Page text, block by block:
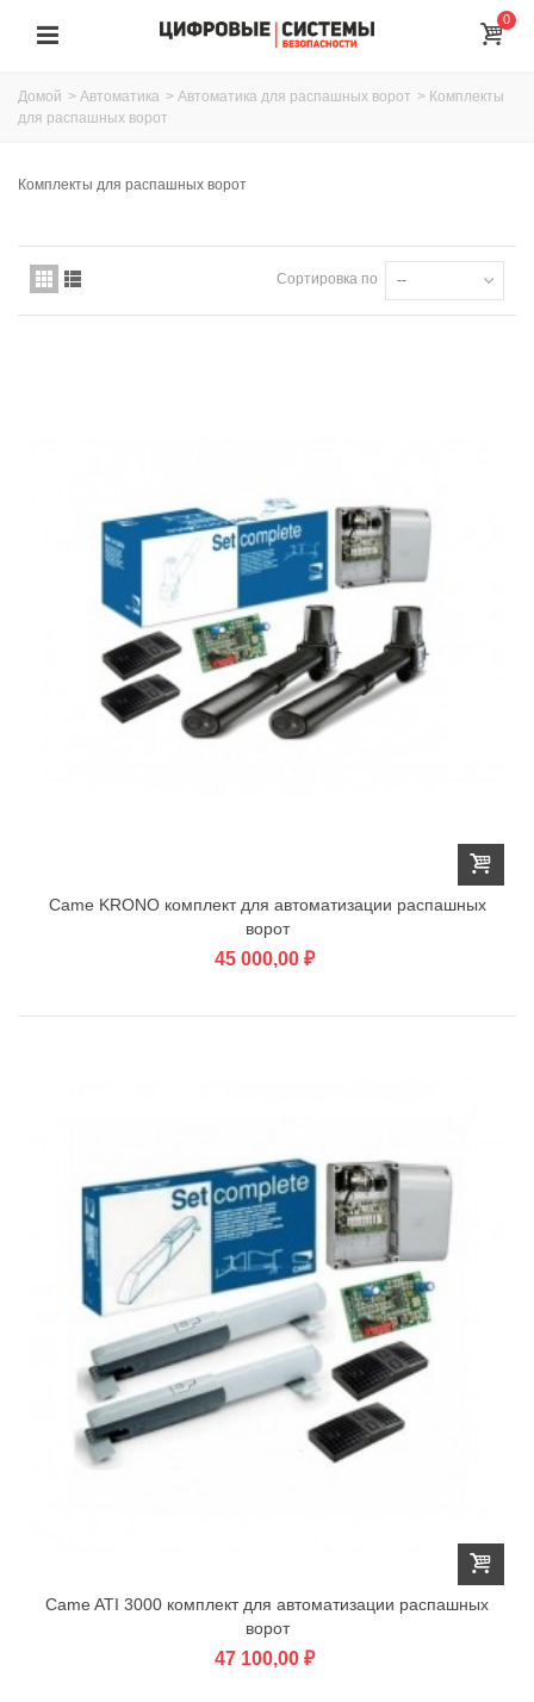
0
Домой > Автоматика > Автоматика для распашных ворот > Комплекты
для распашных ворот
Комплекты для распашных ворот
Сортировка по --
Came KRONO комплект для автоматизации распашных
ворот
45 000,00 ₽
Came ATI 3000 комплект для автоматизации распашных
ворот
47 100,00 ₽